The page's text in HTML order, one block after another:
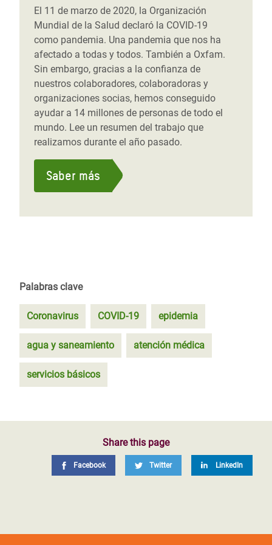
El 11 de marzo de 2020, la Organización
Mundial de la Salud declaró la COVID-19
como pandemia. Una pandemia que nos ha
afectado a todas y todos. También a Oxfam.
Sin embargo, gracias a la confianza de
nuestros colaboradores, colaboradoras y
organizaciones socias, hemos conseguido
ayudar a 14 millones de personas de todo el
mundo. Lee un resumen del trabajo que
realizamos durante el año pasado.
Saber más
Palabras clave
Coronavirus COVID-19 epidemia
agua y saneamiento atención médica
servicios básicos
Share this page
Facebook Twitter LinkedIn